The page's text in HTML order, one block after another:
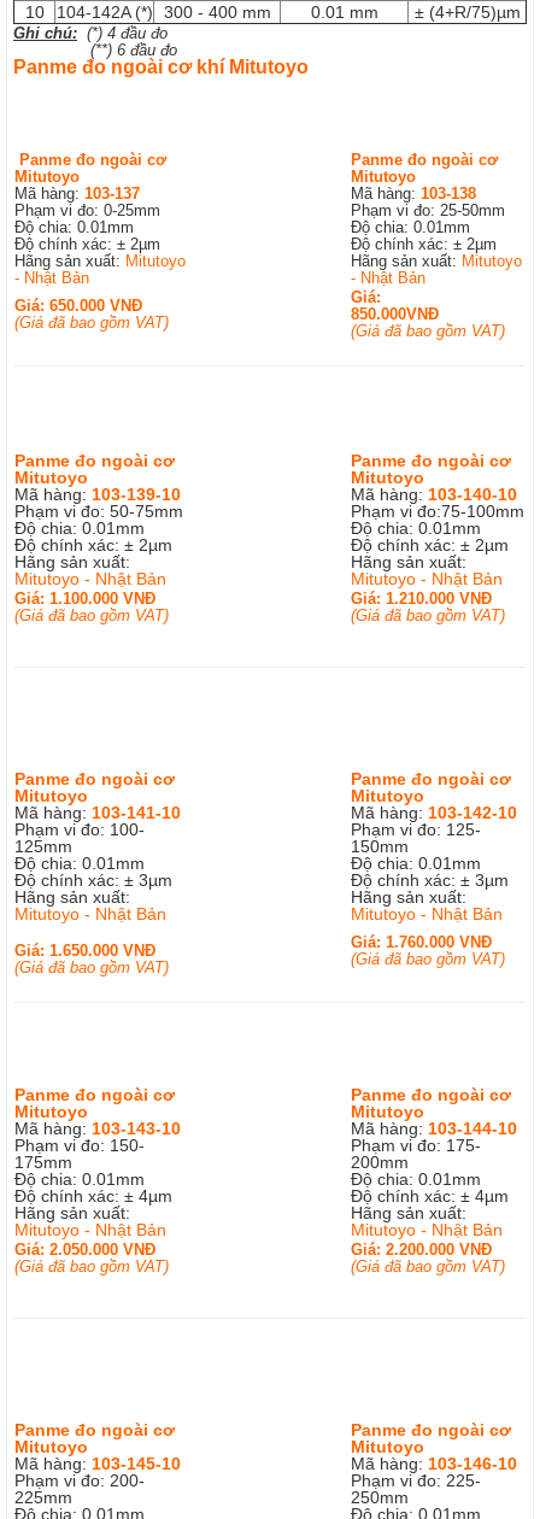
10
104-142A (*) 300 - 400 mm 0.01 mm ± (4+R/75)µm
Ghi chú: (*) 4 đầu đo
(**) 6 đầu đo
Panme đo ngoài cơ khí Mitutoyo
Panme đo ngoài cơ
Mitutoyo
Mã hàng: 103-137
Phạm vi đo: 0-25mm
Độ chia: 0.01mm
Độ chính xác: ± 2µm
Hãng sản xuất: Mitutoyo
- Nhật Bản
Panme đo ngoài cơ
Mitutoyo
Mã hàng: 103-138
Phạm vi đo: 25-50mm
Độ chia: 0.01mm
Độ chính xác: ± 2µm
Hãng sản xuất: Mitutoyo
- Nhật Bản
Giá: 650.000 VNĐ
(Giá đã bao gồm VAT)
Giá:
850.000VNĐ
(Giá đã bao gồm VAT)
Panme đo ngoài cơ
Mitutoyo
Mã hàng: 103-139-10
Phạm vi đo: 50-75mm
Độ chia: 0.01mm
Độ chính xác: ± 2µm
Hãng sản xuất:
Mitutoyo - Nhật Bản
Panme đo ngoài cơ
Mitutoyo
Mã hàng: 103-140-10
Phạm vi đo:75-100mm
Độ chia: 0.01mm
Độ chính xác: ± 2µm
Hãng sản xuất:
Mitutoyo - Nhật Bản
Giá: 1.100.000 VNĐ
(Giá đã bao gồm VAT)
Giá: 1.210.000 VNĐ
(Giá đã bao gồm VAT)
Panme đo ngoài cơ
Mitutoyo
Mã hàng: 103-141-10
Phạm vi đo: 100-
125mm
Độ chia: 0.01mm
Độ chính xác: ± 3µm
Hãng sản xuất:
Mitutoyo - Nhật Bản
Panme đo ngoài cơ
Mitutoyo
Mã hàng: 103-142-10
Phạm vi đo: 125-
150mm
Độ chia: 0.01mm
Độ chính xác: ± 3µm
Hãng sản xuất:
Mitutoyo - Nhật Bản
Giá: 1.650.000 VNĐ
(Giá đã bao gồm VAT)
Giá: 1.760.000 VNĐ
(Giá đã bao gồm VAT)
Panme đo ngoài cơ
Mitutoyo
Mã hàng: 103-143-10
Phạm vi đo: 150-
175mm
Độ chia: 0.01mm
Độ chính xác: ± 4µm
Hãng sản xuất:
Mitutoyo - Nhật Bản
Panme đo ngoài cơ
Mitutoyo
Mã hàng: 103-144-10
Phạm vi đo: 175-
200mm
Độ chia: 0.01mm
Độ chính xác: ± 4µm
Hãng sản xuất:
Mitutoyo - Nhật Bản
Giá: 2.050.000 VNĐ
(Giá đã bao gồm VAT)
Giá: 2.200.000 VNĐ
(Giá đã bao gồm VAT)
Panme đo ngoài cơ
Mitutoyo
Mã hàng: 103-145-10
Phạm vi đo: 200-
225mm
Độ chia: 0.01mm
Panme đo ngoài cơ
Mitutoyo
Mã hàng: 103-146-10
Phạm vi đo: 225-
250mm
Độ chia: 0.01mm